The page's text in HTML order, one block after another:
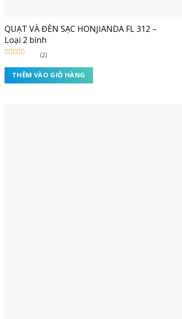
QUẠT VÀ ĐÈN SẠC HONJIANDA FL 312 –
Loại 2 bình
hạng5.005
sao
(2)
THÊM VÀO GIỎ HÀNG